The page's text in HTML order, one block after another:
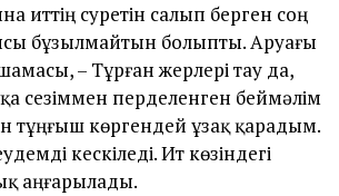
иттің суретін салып берген соң
бұзылмайтын болыпты. Аруағы
– Тұрған жерлері тау да,
сезіммен перделенген беймәлім
тұңғыш көргендей ұзақ қарадым.
кескіледі. Ит көзіндегі
аңғарылады.